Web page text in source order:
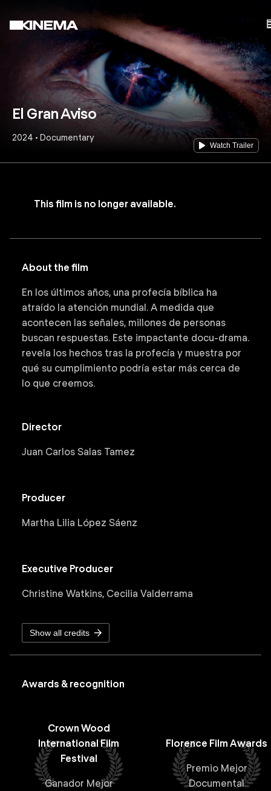
El Gran Aviso
2024 • Documentary
Watch Trailer
This film is no longer available.
About the film
En los últimos años, una profecía bíblica ha
atraído la atención mundial. A medida que
acontecen las señales, millones de personas
buscan respuestas. Este impactante docu-drama.
revela los hechos tras la profecía y muestra por
qué su cumplimiento podría estar más cerca de
lo que creemos.
Director
Juan Carlos Salas Tamez
Producer
Martha Lilia López Sáenz
Executive Producer
Christine Watkins, Cecilia Valderrama
Show all credits
Awards & recognition
Crown Wood
International Film
Festival
Ganador Mejor
Florence Film Awards
Premio Mejor
Documental